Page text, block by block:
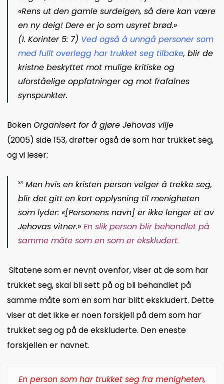
«Rens ut den gamle surdeigen, så dere kan være
en ny deig! Dere er jo som usyret brød.»
(1. Korinter 5: 7) Ved også å unngå personer som
med fullt overlegg har trukket seg tilbake, blir de
kristne beskyttet mot mulige kritiske og
uforståelige oppfatninger og mot frafalnes
synspunkter.
BokenOrganisert for å gjøre Jehovas vilje
(2005) side 153, drøfter også de som har trukket seg,
og vi leser:
33Men hvis en kristen person velger å trekke seg,
blir det gitt en kort opplysning til menigheten
som lyder: «[Personens navn] er ikke lenger et av
Jehovas vitner.» En slik person blir behandlet på
samme måte som en som er ekskludert.
Sitatene som er nevnt ovenfor, viser at de som har
trukket seg, skal bli sett på og bli behandlet på
samme måte som en som har blitt ekskludert. Dette
viser at det ikke er noen forskjell på dem som har
trukket seg og på de ekskluderte. Den eneste
forskjellen er navnet.
En person som har trukket seg fra menigheten,